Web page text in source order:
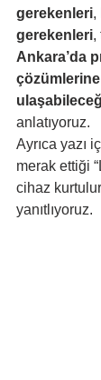
gerekenleri,
gerekenleri,
Ankara’da
çözümlerine
anlatıyoruz.
Ayrıca yazı
merak ettiği
cihaz
yanıtlıyoruz.